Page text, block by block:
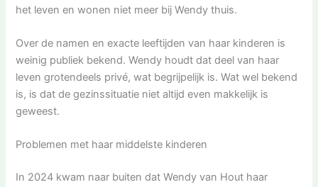
het leven en wonen niet meer bij Wendy thuis.
Over de namen en exacte leeftijden van haar kinderen is
weinig publiek bekend. Wendy houdt dat deel van haar
leven grotendeels privé, wat begrijpelijk is. Wat wel bekend
is, is dat de gezinssituatie niet altijd even makkelijk is
geweest.
Problemen met haar middelste kinderen
In 2024 kwam naar buiten dat Wendy van Hout haar